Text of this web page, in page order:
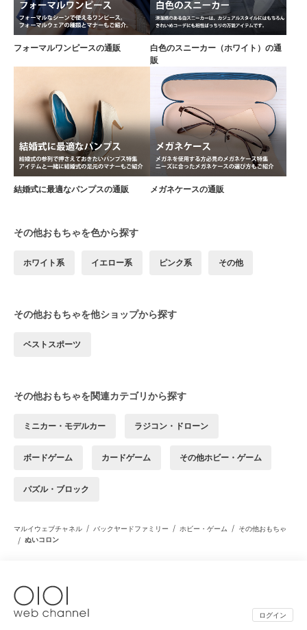
フォーマルワンピースの通販
白色のスニーカー（ホワイト）の通
販
結婚式に最適なパンプスの通販 メガネケースの通販
その他おもちゃを色から探す
ホワイト系 イエロー系 ピンク系 その他
その他おもちゃを他ショップから探す
ベストスポーツ
その他おもちゃを関連カテゴリから探す
ミニカー・モデルカー ラジコン・ドローン
ボードゲーム カードゲーム その他ホビー・ゲーム
パズル・ブロック
マルイウェブチャネル / バックヤードファミリー / ホビー・ゲーム / その他おもちゃ
/ ぬいコロン
ログイン